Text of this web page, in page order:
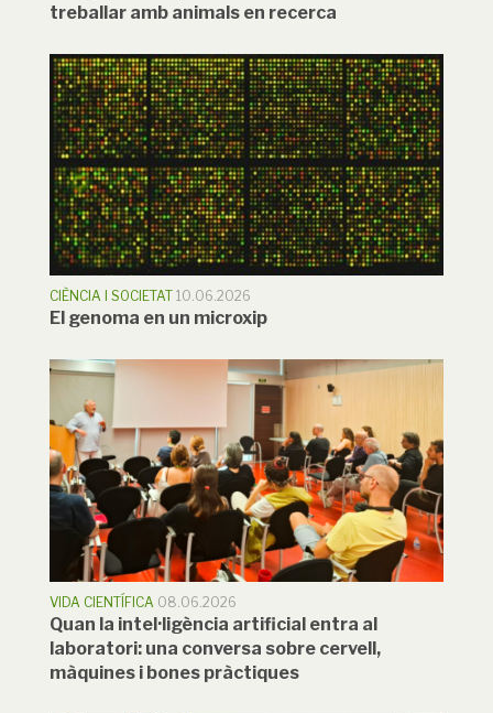
treballar amb animals en recerca
CIÈNCIA I SOCIETAT 10.06.2026
El genoma en un microxip
VIDA CIENTÍFICA 08.06.2026
Quan la intel·ligència artificial entra al
laboratori: una conversa sobre cervell,
màquines i bones pràctiques